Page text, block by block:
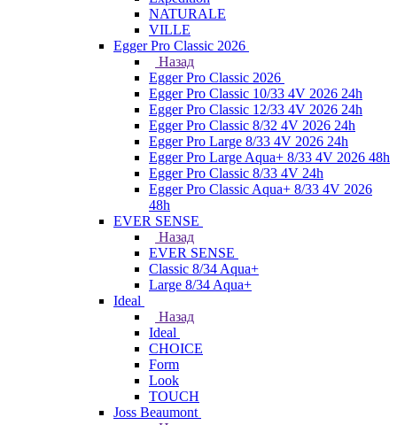
NATURALE
VILLE
Egger Pro Classic 2026
Назад
Egger Pro Classic 2026
Egger Pro Classic 10/33 4V 2026 24h
Egger Pro Classic 12/33 4V 2026 24h
Egger Pro Classic 8/32 4V 2026 24h
Egger Pro Large 8/33 4V 2026 24h
Egger Pro Large Aqua+ 8/33 4V 2026 48h
Egger Pro Classic 8/33 4V 24h
Egger Pro Classic Aqua+ 8/33 4V 2026
48h
EVER SENSE
Назад
EVER SENSE
Classic 8/34 Aqua+
Large 8/34 Aqua+
Ideal
Назад
Ideal
CHOICE
Form
Look
TOUCH
Joss Beaumont